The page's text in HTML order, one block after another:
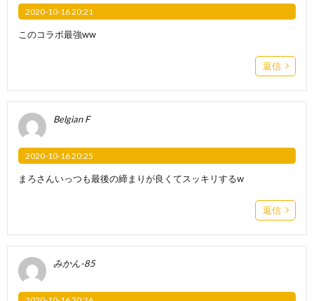
2020-10-16 20:21
このコラボ最強ww
返信
Belgian F
2020-10-16 20:25
まろさんいっつも最後の締まりが良くてスッキリするw
返信
みかん-85